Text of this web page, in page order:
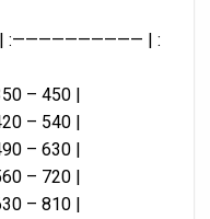
:—————————— | :
– 450 |
– 540 |
– 630 |
– 720 |
– 810 |